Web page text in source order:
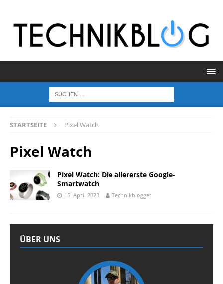
STARTSEITE Pixel Watch
Pixel Watch
Pixel Watch: Die allererste Google-
Smartwatch
15. April 2023 Technikblogger
ÜBER UNS